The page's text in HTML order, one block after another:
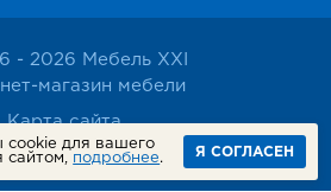
- 2026 Мебель XXI
магазин мебели
Карта сайта
конфиденциальности
cookie для вашего
сайтом, подробнее. Я СОГЛАСЕН